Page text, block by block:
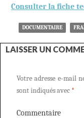
Consulter la fiche
DOCUMENTAIRE
LAISSER UN
Votre adresse e-mail
sont indiqués avec *
Commentaire